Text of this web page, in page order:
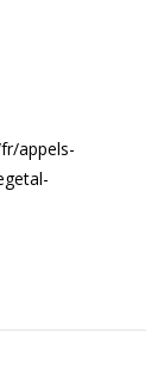
appels-